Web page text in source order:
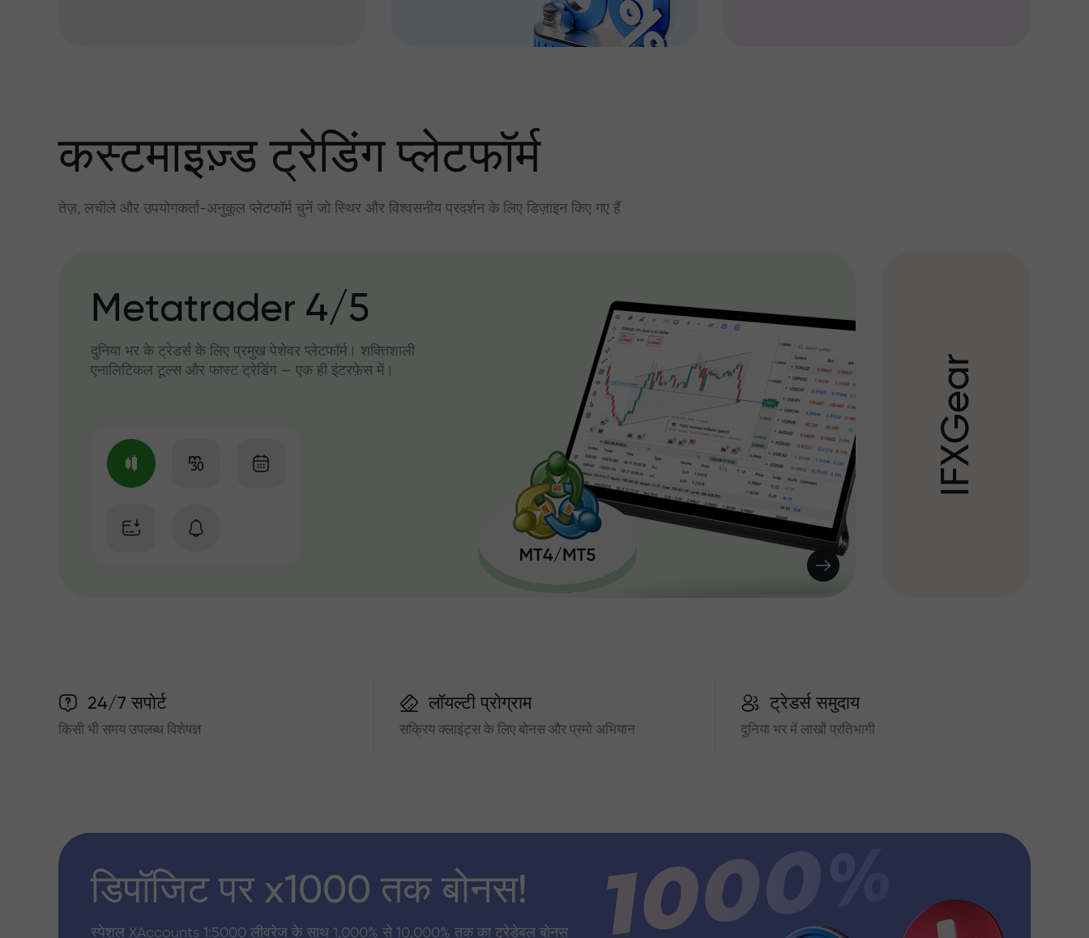
कस्टमाइज़्ड ट्रेडिंग प्लेटफॉर्म
तेज़, लचीले और उपयोगकर्ता-अनुकूल प्लेटफॉर्म चुनें जो स्थिर और विश्वसनीय प्रदर्शन के लिए डिज़ाइन किए गए हैं
Metatrader 4/5
दुनिया भर के ट्रेडर्स के लिए प्रमुख पेशेवर प्लेटफॉर्म। शक्तिशाली
एनालिटिकल टूल्स और फास्ट ट्रेडिंग — एक ही इंटरफ़ेस में।
I
F
X
G
e
a
r
24/7 सपोर्ट
किसी भी समय उपलब्ध विशेषज्ञ
लॉयल्टी प्रोग्राम
सक्रिय क्लाइंट्स के लिए बोनस और प्रमो अभियान
ट्रेडर्स समुदाय
दुनिया भर में लाखों प्रतिभागी
डिपॉजिट पर x1000 तक बोनस!
स्पेशल XAccounts 1:5000 लीवरेज के साथ 1,000% से 10,000% तक का ट्रेडेबल बोनस